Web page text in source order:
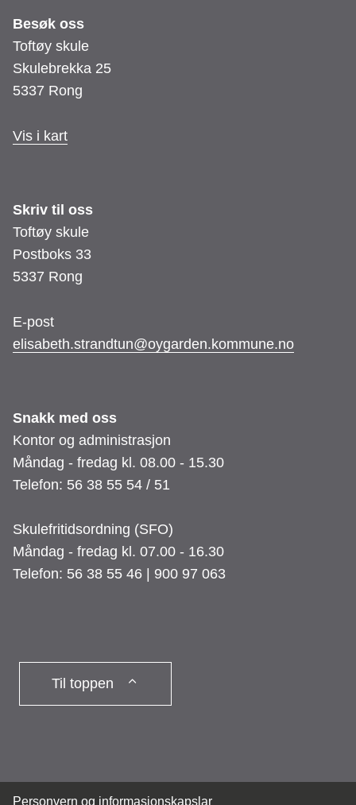
Besøk oss
Toftøy skule
Skulebrekka 25
5337 Rong
Vis i kart
Skriv til oss
Toftøy skule
Postboks 33
5337 Rong
E-post
elisabeth.strandtun@oygarden.kommune.no
Snakk med oss
Kontor og administrasjon
Måndag - fredag kl. 08.00 - 15.30
Telefon: 56 38 55 54 / 51
Skulefritidsordning (SFO)
Måndag - fredag kl. 07.00 - 16.30
Telefon: 56 38 55 46 | 900 97 063
Til toppen
Personvern og informasjonskapslar